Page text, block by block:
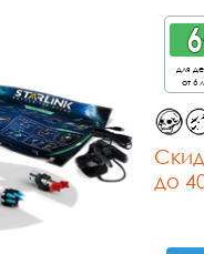
для
от 6
до